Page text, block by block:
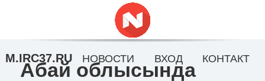
Абай облысында
M.IRC37.RU НОВОСТИ ВХОД КОНТАКТ